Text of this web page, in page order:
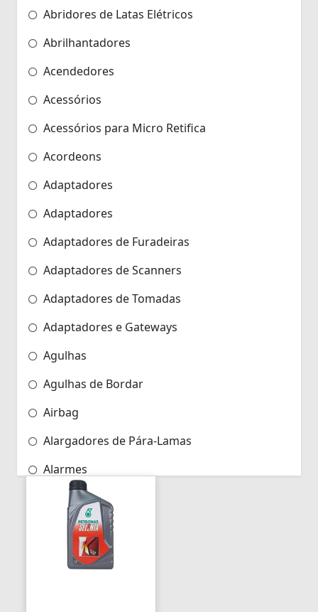
Abridores de Latas Elétricos
Abrilhantadores
Acendedores
Acessórios
Acessórios para Micro Retifica
Acordeons
Adaptadores
Adaptadores
Adaptadores de Furadeiras
Adaptadores de Scanners
Adaptadores de Tomadas
Adaptadores e Gateways
Agulhas
Agulhas de Bordar
Airbag
Alargadores de Pára-Lamas
Alarmes
Alarmes para Motos
Algemas
Algemas Policiais